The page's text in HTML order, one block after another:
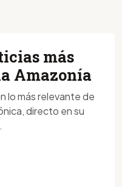
más
Amazonía
lo más relevante de
directo en su